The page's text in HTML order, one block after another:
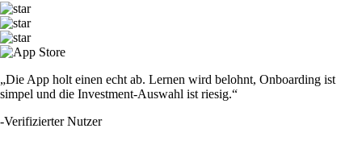
„Die App holt einen echt ab. Lernen wird belohnt, Onboarding ist
simpel und die Investment-Auswahl ist riesig.“
-Verifizierter Nutzer